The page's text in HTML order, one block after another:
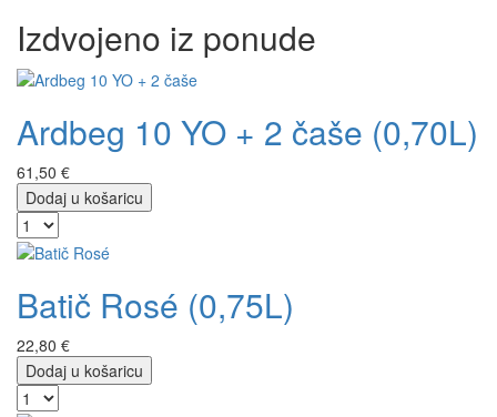
Izdvojeno iz ponude
Ardbeg 10 YO + 2 čaše (0,70L)
61,50 €
Dodaj u košaricu
Batič Rosé (0,75L)
22,80 €
Dodaj u košaricu